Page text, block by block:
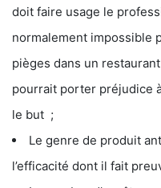
doit faire usage le
normalement impossible
pièges dans un
pourrait porter préjudice
le but ;
Le genre de produit
l’efficacité dont il fait